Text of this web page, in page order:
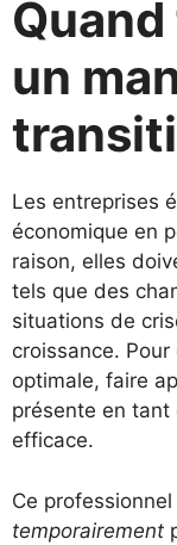
un
Les entreprises
économique en
raison, elles
tels que des
situations de
croissance.
optimale, faire
présente en tant
efficace.
Ce
temporairement